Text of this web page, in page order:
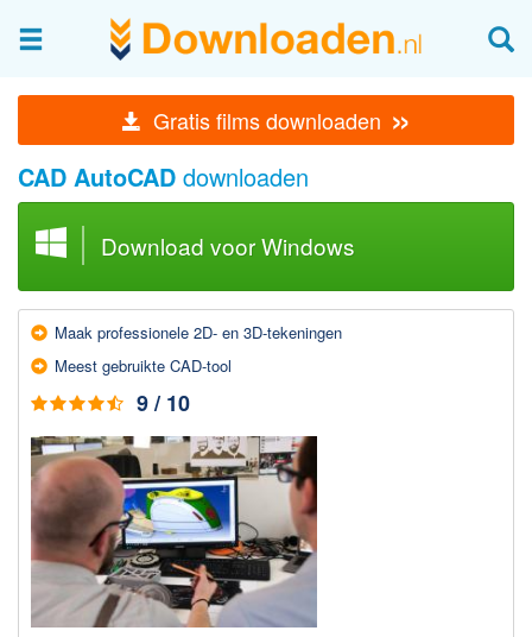
Gratis films downloaden »
Afbeeldingen & fotografie
Beheren en bekijken
Afbeelding & foto bewerken
Foto apps
Screenshots Maken
Audio & Video
Branden en Rippen
Converteren
Media streamen
Mediaspeler
Opnemen Audio en Video
Video bewerken
Downloaden
BitTorrent Clients
CAD AutoCAD downloaden
Download voor Windows
Maak professionele 2D- en 3D-tekeningen
Meest gebruikte CAD-tool
9 / 10